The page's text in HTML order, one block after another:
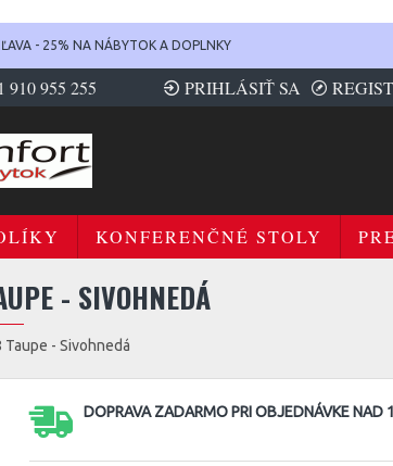
- 25% NA NÁBYTOK A DOPLNKY
955 255 PRIHLÁSIŤ SA
KONFERENČNÉ STOLY
- Sivohnedá
- SIVOHNEDÁ
DOPRAVA ZADARMO PRI OBJEDNÁVKE NAD